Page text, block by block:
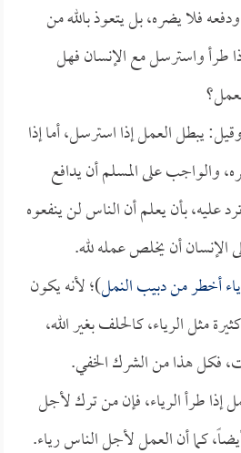
فلا يضره، بل يتعوذ بالله من
طرأ واسترسل مع الإنسان فهل
يبطل العمل إذا استرسل، أما إذا
والواجب على المسلم أن يدافع
عليه، بأن يعلم أن الناس لن ينفعوه
أن يخلص عمله لله.
أخطر من دبيب النمل)؛ لأنه يكون
مثل الرياء، كالحلف بغير الله،
فكل هذا من الشرك الخفي.
طرأ الرياء، فإن من ترك لأجل
كما أن العمل لأجل الناس رياء.